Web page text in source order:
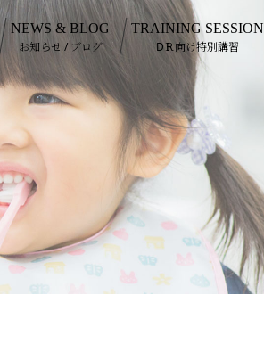
NEWS & BLOG
お知らせ / ブログ
TRAINING SESSION
DＲ向け特別講習